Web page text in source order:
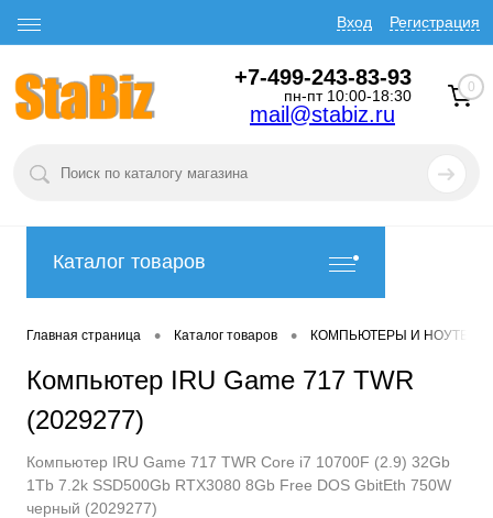
Вход Регистрация
+7-499-243-83-93
пн-пт 10:00-18:30
mail@stabiz.ru
0
Каталог товаров
Главная страница • Каталог товаров • КОМПЬЮТЕРЫ И
Компьютер IRU Game 717 TWR
(2029277)
Компьютер IRU Game 717 TWR Core i7 10700F (2.9) 32Gb
1Tb 7.2k SSD500Gb RTX3080 8Gb Free DOS GbitEth 750W
черный (2029277)